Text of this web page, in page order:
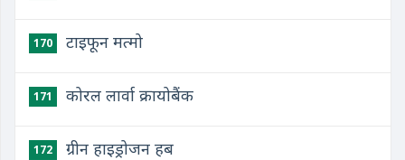
170 टाइफून मत्मो
171 कोरल लार्वा क्रायोबैंक
172 ग्रीन हाइड्रोजन हब